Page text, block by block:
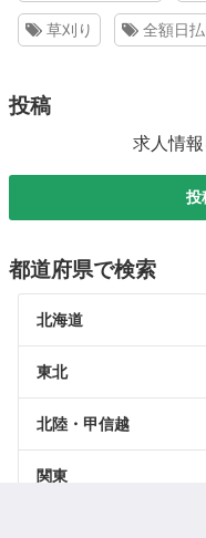
草刈り 全額日
投稿
求人情
投
都道府県で検索
北海道
東北
北陸・甲信越
関東